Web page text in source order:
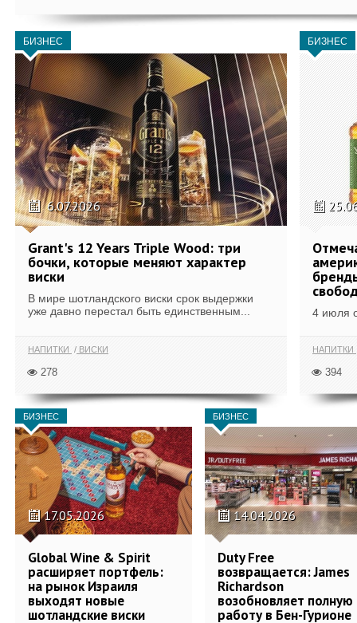
БИЗНЕС
6.07.2026
Grant's 12 Years Triple Wood: три
бочки, которые меняют характер
виски
В мире шотландского виски срок выдержки
уже давно перестал быть единственным...
НАПИТКИ ВИСКИ
278
БИЗНЕС
4 июля
НАПИТКИ
394
БИЗНЕС
17.05.2026
Global Wine & Spirit
расширяет портфель:
на рынок Израиля
выходят новые
шотландские виски
БИЗНЕС
14.04.2026
Duty Free
возвращается: James
Richardson
возобновляет полную
работу в Бен-Гурионе